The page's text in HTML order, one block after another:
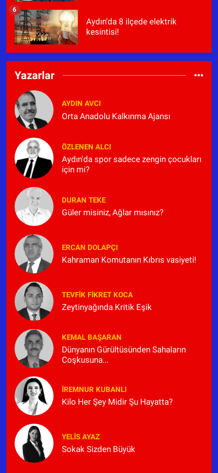
Aydın’da 8 ilçede elektrik
kesintisi!
6
Yazarlar
AYDIN AVCI
Orta Anadolu Kalkınma Ajansı
ÖZLENEN ALCI
Aydın'da spor sadece zengin çocukları
için mi?
DURAN TEKE
Güler misiniz, Ağlar mısınız?
ERCAN DOLAPÇI
Kahraman Komutanın Kıbrıs vasiyeti!
TEVFIK FIKRET KOCA
Zeytinyağında Kritik Eşik
KEMAL BAŞARAN
Dünyanın Gürültüsünden Sahaların
Coşkusuna...
İREMNUR KUBANLI
Kilo Her Şey Midir Şu Hayatta?
YELIS AYAZ
Sokak Sizden Büyük